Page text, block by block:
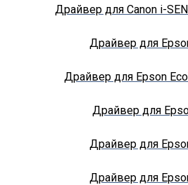
Драйвер для Canon i-
Драйвер для
Драйвер для Epson
Драйвер для
Драйвер для
Драйвер для